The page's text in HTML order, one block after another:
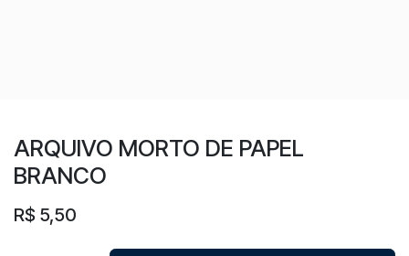
ARQUIVO MORTO DE PAPEL
BRANCO
R$ 5,50